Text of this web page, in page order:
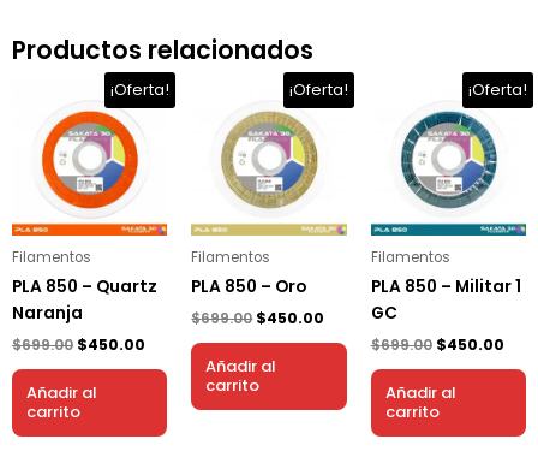
Productos relacionados
¡Oferta!
Filamentos
PLA 850 – Quartz
Naranja
$699.00
precio
original
era:
$699.00.
$450.00
El
precio
Añadir al
carrito
¡Oferta!
Filamentos
PLA 850 – Oro
$699.00
precio
original
era:
$699.00.
$450.00
El
precio
Añadir al
carrito
¡Oferta!
Filamentos
PLA 850 – Militar 1
GC
$699.00
precio
original
era:
$699.00.
$450.00
El
Añadir al
carrito